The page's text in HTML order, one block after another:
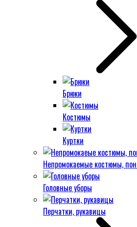
Брюки
Костюмы
Куртки
Непромокаемые костюмы,
Головные уборы
Перчатки, рукавицы